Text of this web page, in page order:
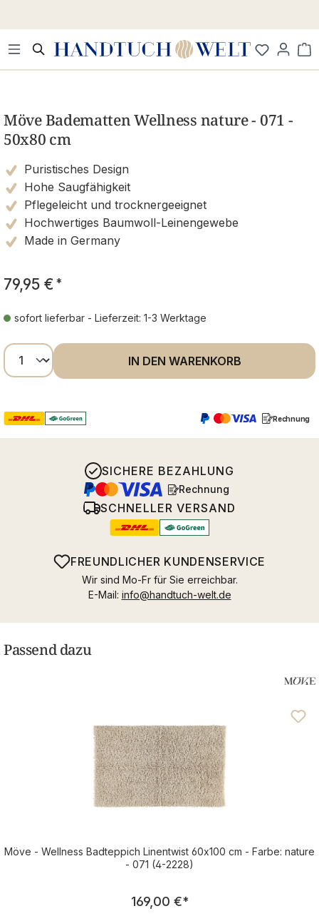
Möve Badematten Wellness nature - 071 -
50x80 cm
Puristisches Design
Hohe Saugfähigkeit
Pflegeleicht und trocknergeeignet
Hochwertiges Baumwoll-Leinengewebe
Made in Germany
79,95 € *
sofort lieferbar - Lieferzeit: 1-3 Werktage
Produkt Anzahl: Gib den gewünschten
IN DEN WARENKORB
Rechnung
SICHERE BEZAHLUNG
Rechnung
SCHNELLER VERSAND
FREUNDLICHER KUNDENSERVICE
Wir sind Mo-Fr für Sie erreichbar.
E-Mail: info@handtuch-welt.de
Passend dazu
Möve - Wellness Badteppich Linentwist 60x100 cm - Farbe: nature
- 071 (4-2228)
Regulärer Preis:
169,00 €*